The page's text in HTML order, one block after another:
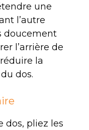
une
l’autre
doucement
l’arrière de
la
dos.
dos, pliez les